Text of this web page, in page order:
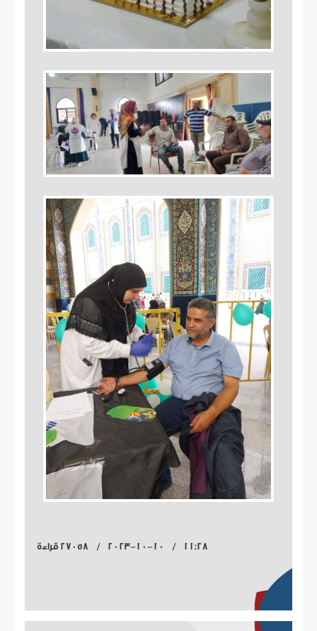
11:28 / 2023-10-10 / 27058 قراءة